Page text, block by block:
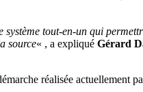
tout-en-un qui
source« , a expliqué Gérard
réalisée actuellement